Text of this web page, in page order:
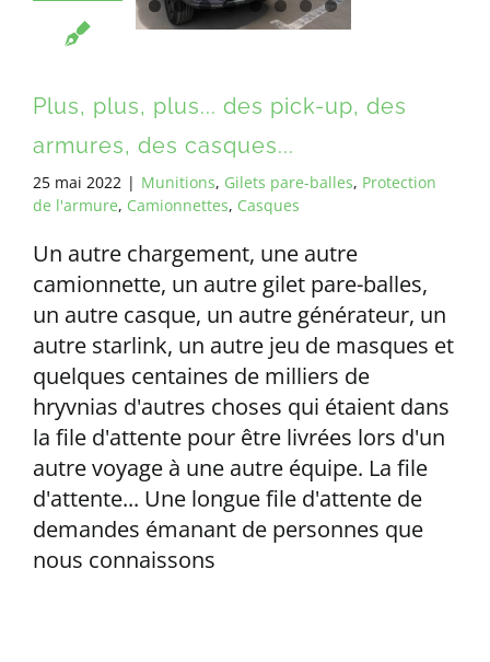
Plus, plus, plus... des pick-up, des
armures, des casques...
25 mai 2022 | Munitions, Gilets pare-balles, Protection
de l'armure, Camionnettes, Casques
Un autre chargement, une autre
camionnette, un autre gilet pare-balles,
un autre casque, un autre générateur, un
autre starlink, un autre jeu de masques et
quelques centaines de milliers de
hryvnias d'autres choses qui étaient dans
la file d'attente pour être livrées lors d'un
autre voyage à une autre équipe. La file
d'attente... Une longue file d'attente de
demandes émanant de personnes que
nous connaissons